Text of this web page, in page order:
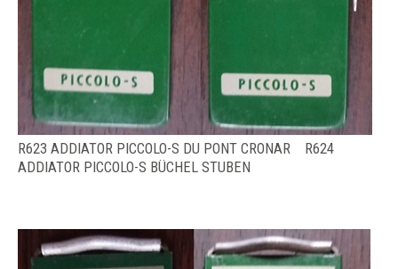
R623 ADDIATOR PICCOLO-S DU PONT CRONAR R624
ADDIATOR PICCOLO-S BÜCHEL STUBEN